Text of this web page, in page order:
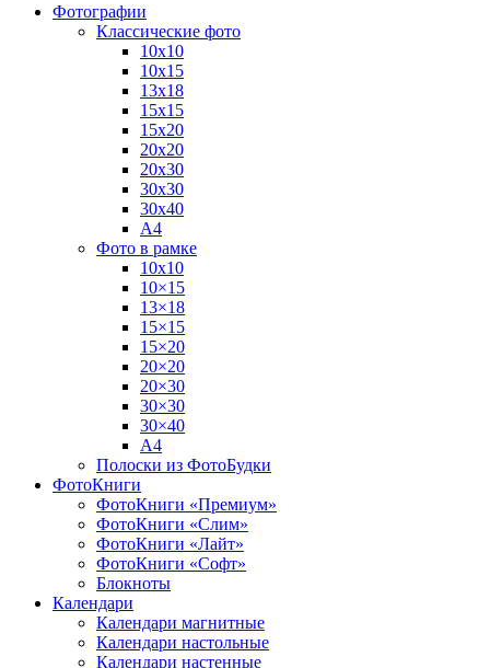
Фотографии
Классические фото
10х10
10х15
13х18
15х15
15х20
20х20
20х30
30х30
30х40
А4
Фото в рамке
10х10
10×15
13×18
15×15
15×20
20×20
20×30
30×30
30×40
A4
Полоски из ФотоБудки
ФотоКниги
ФотоКниги «Премиум»
ФотоКниги «Слим»
ФотоКниги «Лайт»
ФотоКниги «Софт»
Блокноты
Календари
Календари магнитные
Календари настольные
Календари настенные